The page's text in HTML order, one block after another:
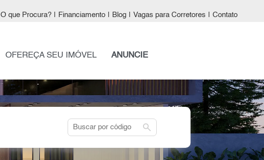
O que Procura? Financiamento Blog Vagas para Corretores Contato
OFEREÇA SEU IMÓVEL ANUNCIE
search